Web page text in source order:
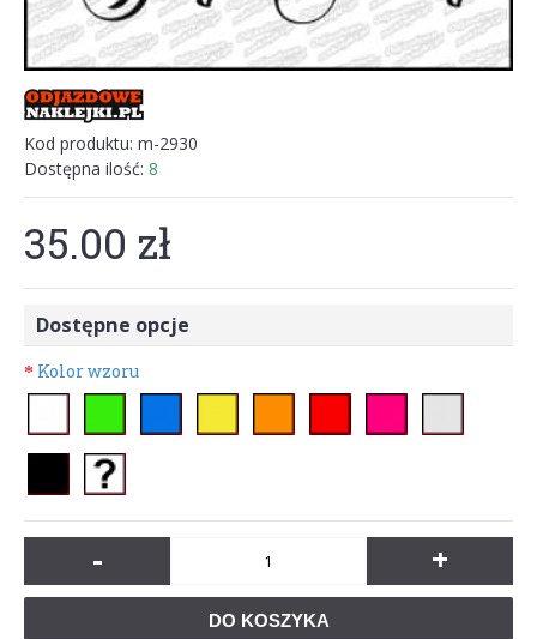
Kod produktu: m-2930
Dostępna ilość: 8
35.00 zł
Dostępne opcje
Kolor wzoru
- +
DO KOSZYKA